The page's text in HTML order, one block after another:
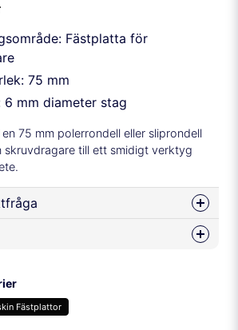
Fästplatta för
75 mm
6 mm diameter stag
75 mm polerrondell eller sliprondell
skruvdragare till ett smidigt verktyg
Fästplattor